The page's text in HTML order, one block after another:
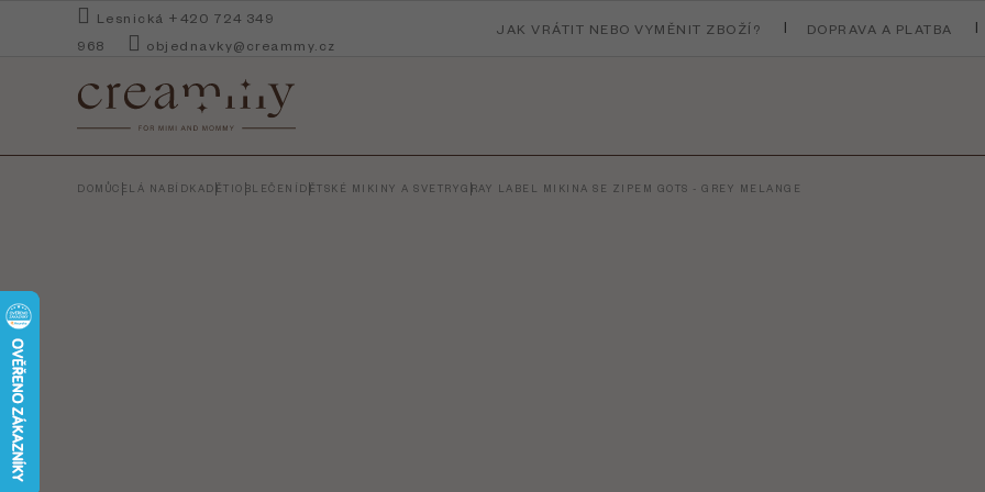
Lesnická +420 724 349
968
objednavky@creammy.cz
JAK VRÁTIT NEBO VYMĚNIT ZBOŽÍ? DOPRAVA A PLATBA
DOMŮCELÁ NABÍDKADĚTIOBLEČENÍ DĚTSKÉ MIKINY A SVETRYGRAY LABEL MIKINA SE ZIPEM GOTS - GREY MELANGE